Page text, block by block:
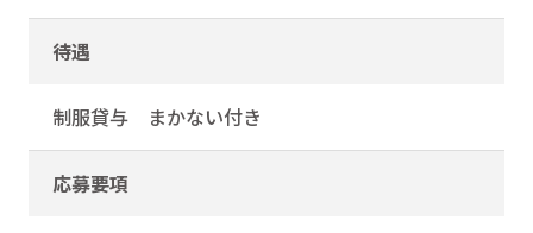
待遇
制服貸与 まかない付き
応募要項